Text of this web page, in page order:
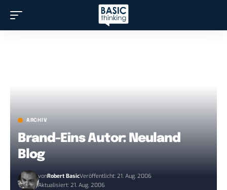
ARCHIV
Brand-Eins Autor: Neuland
Blog
vonRobert BasicVeröffentlicht: 21. Aug. 2006
Aktualisiert: 21. Aug. 2006